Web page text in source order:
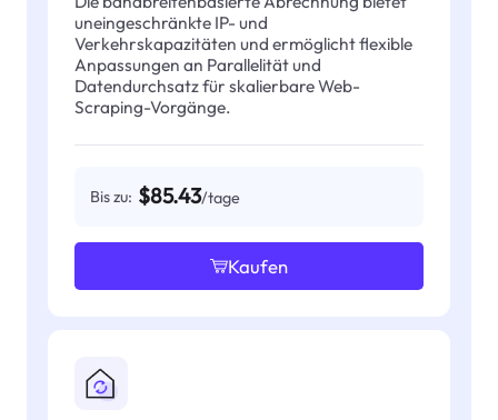
uneingeschränkte IP- und
Verkehrskapazitäten und ermöglicht flexible
Anpassungen an Parallelität und
Datendurchsatz für skalierbare Web-
Scraping-Vorgänge.
Bis zu: $85.43/tage
Kaufen